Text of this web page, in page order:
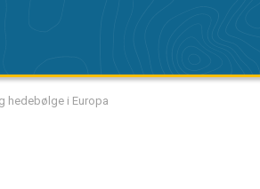
hedebølge i Europa